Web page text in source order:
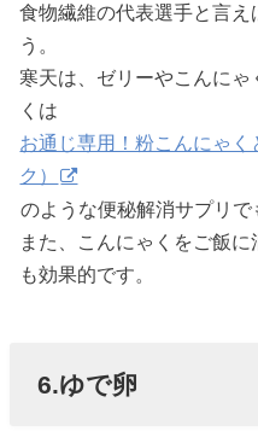
食物繊維の代表選手と言え
う。
寒天は、ゼリーやこんに
くは
お通じ専用！粉こんにゃ
ク）
のような便秘解消サプリで
また、こんにゃくをご飯
も効果的です。
6.ゆで卵